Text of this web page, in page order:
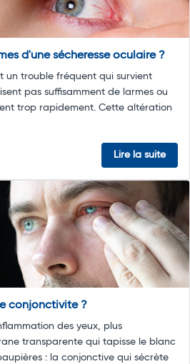
d'une sécheresse oculaire ?
un trouble fréquent qui survient
pas suffisamment de larmes ou
trop rapidement. Cette altération
Lire la suite
conjonctivite ?
des yeux, plus
transparente qui tapisse le blanc
: la conjonctive qui sécrète